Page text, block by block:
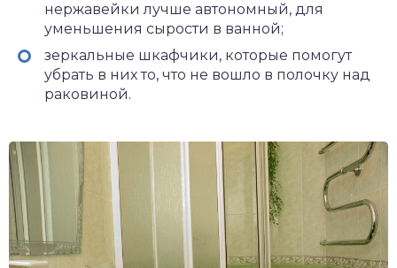
нержавейки лучше автономный, для
уменьшения сырости в ванной;
зеркальные шкафчики, которые помогут
убрать в них то, что не вошло в полочку над
раковиной.